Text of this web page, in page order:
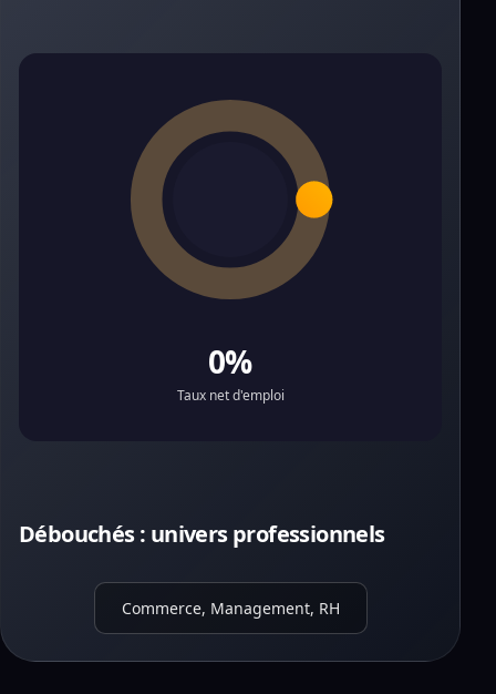
0%
Taux net d'emploi
Débouchés : univers professionnels
Commerce, Management, RH